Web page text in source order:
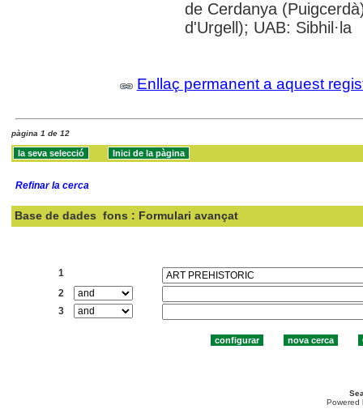
de Cerdanya
d'Urgell); UAB: Sibhil·la
Enllaç permanent a aquest
pàgina 1 de 12
Refinar la cerca
Base de dades fons : Formulari avançat
1
2
3